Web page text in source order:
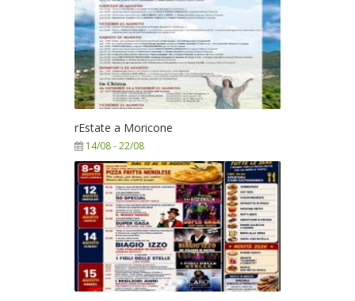
rEstate a Moricone
14/08-22/08